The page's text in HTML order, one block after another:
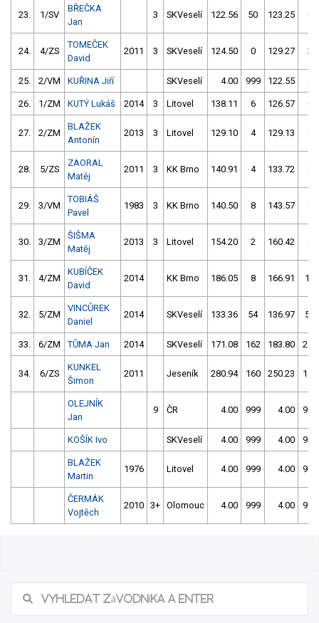
23. 1/SV
BŘEČKA
Jan
3 SKVeselí 122.56 50 123.25 0
24. 4/ZS
TOMEČEK
David
2011 3 SKVeselí 124.50 0 129.27 2
25. 2/VM KUŘINA Jiří SKVeselí 4.00 999 122.55 4
26. 1/ZM KUTÝ Lukáš 2014 3 Litovel 138.11 6 126.57 0
27. 2/ZM
BLAŽEK
Antonín
2013 3 Litovel 129.10 4 129.13 0
28. 5/ZS
ZAORAL
Matěj
2011 3 KK Brno 140.91 4 133.72 8
29. 3/VM
TOBIÁŠ
Pavel
1983 3 KK Brno 140.50 8 143.57 4
30. 3/ZM
ŠIŠMA
Matěj
2013 3 Litovel 154.20 2 160.42 4
31. 4/ZM
KUBÍČEK
David
2014 KK Brno 186.05 8 166.91 12
32. 5/ZM
VINCŮREK
Daniel
2014 SKVeselí 133.36 54 136.97 58
33. 6/ZM TŮMA Jan 2014 SKVeselí 171.08 162 183.80 256
34. 6/ZS
KUNKEL
Šimon
2011 Jeseník 280.94 160 250.23 158
OLEJNÍK
Jan
9 ČR 4.00 999 4.00 999
KOŠÍK Ivo SKVeselí 4.00 999 4.00 999
BLAŽEK
Martin
1976 Litovel 4.00 999 4.00 999
ČERMÁK
Vojtěch
2010 3+ Olomouc 4.00 999 4.00 999